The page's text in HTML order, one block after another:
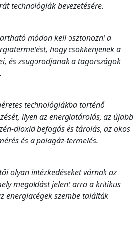
technológiák bevezetésére.
módon kell ösztönözni a
hogy csökkenjenek a
és zsugorodjanak a tagországok
technológiákba történő
ilyen az energiatárolás, az újabb
dioxid befogás és tárolás, az okos
és a palagáz-termelés.
olyan intézkedéseket várnak az
megoldást jelent arra a kritikus
energiacégek szembe találták